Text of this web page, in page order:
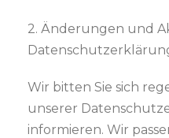
2. Änderungen und
Wir bitten Sie sich
unserer
informieren. Wir